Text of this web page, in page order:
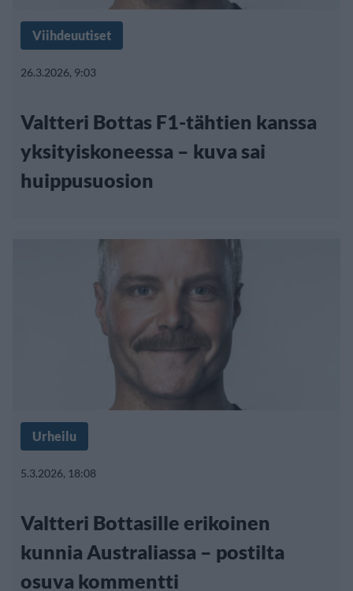
Viihdeuutiset
26.3.2026, 9:03
Valtteri Bottas F1-tähtien kanssa
yksityiskoneessa – kuva sai
huippusuosion
Urheilu
5.3.2026, 18:08
Valtteri Bottasille erikoinen
kunnia Australiassa – postilta
osuva kommentti